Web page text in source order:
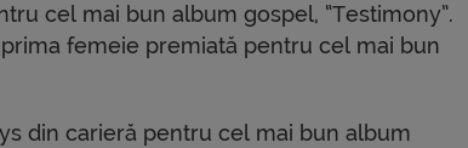
cel mai bun album gospel, “Testimony”.
femeie premiată pentru cel mai bun
din carieră pentru cel mai bun album